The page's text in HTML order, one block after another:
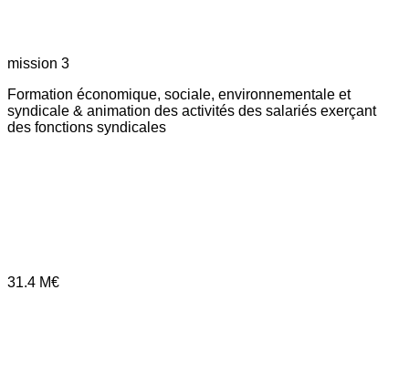
mission 3
Formation économique, sociale, environnementale et
syndicale & animation des activités des salariés exerçant
des fonctions syndicales
31.4 M€